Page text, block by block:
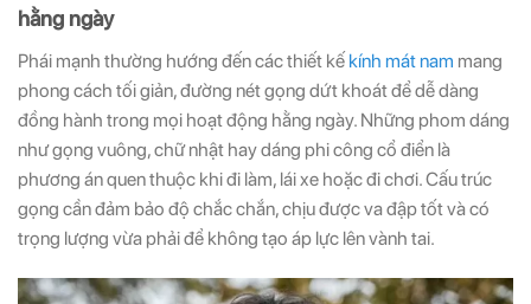
hằng ngày
Phái mạnh thường hướng đến các thiết kế kính mát nam mang
phong cách tối giản, đường nét gọng dứt khoát để dễ dàng
đồng hành trong mọi hoạt động hằng ngày. Những phom dáng
như gọng vuông, chữ nhật hay dáng phi công cổ điển là
phương án quen thuộc khi đi làm, lái xe hoặc đi chơi. Cấu trúc
gọng cần đảm bảo độ chắc chắn, chịu được va đập tốt và có
trọng lượng vừa phải để không tạo áp lực lên vành tai.